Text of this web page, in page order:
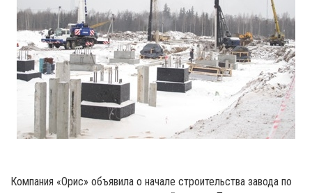
Компания «Орис» объявила о начале строительства завода по